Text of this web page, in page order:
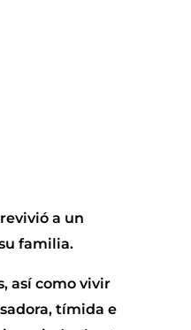
a un
familia.
así como vivir
tímida e